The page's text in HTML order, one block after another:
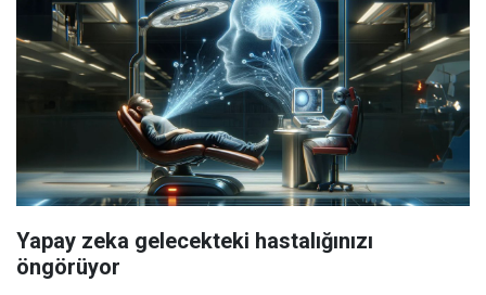
Yapay zeka gelecekteki hastalığınızı
öngörüyor